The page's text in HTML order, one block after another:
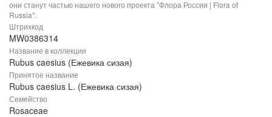
они станут частью нашего нового проекта "Флора России | Flora of
Russia".
Штрихкод
MW0386314
Название в коллекции
Rubus caesius (Ежевика сизая)
Принятое название
Rubus caesius L. (Ежевика сизая)
Семейство
Rosaceae